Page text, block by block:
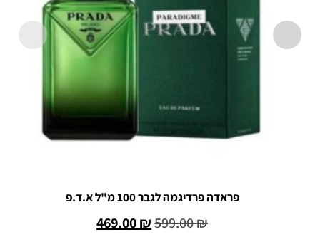
פראדה פרדיגמה לגבר 100 מ"ל א.ד.פ
599.00₪
469.00₪